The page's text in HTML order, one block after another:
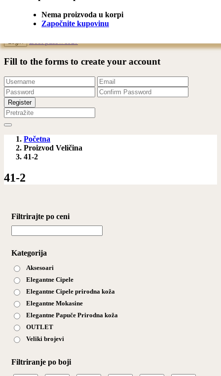
Register
Lost password?
Fill to the forms to create your account
Nema proizvoda u korpi
Započnite kupovinu
Početna
Proizvod Veličina
41-2
41-2
Filtrirajte po ceni
Kategorija
Aksesoari
Elegantne Cipele
Elegantne Cipele prirodna koža
Elegantne Mokasine
Elegantne Papuče Prirodna koža
OUTLET
Veliki brojevi
Filtriranje po boji